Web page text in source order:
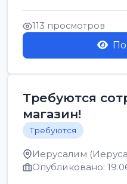
Только официальн...
113 просмотров
Требуются
магазин!
Требуются
Иерусалим
Опубликовано: